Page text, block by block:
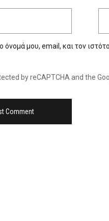
όνομά μου, email, και τον
by reCAPTCHA and the